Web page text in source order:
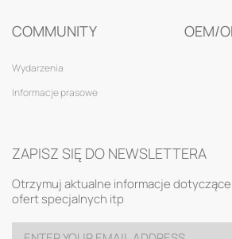
COMMUNITY
Wydarzenia
Informacje prasowe
OEM/
ZAPISZ SIĘ DO NEWSLETTERA
Otrzymuj aktualne informacje
ofert specjalnych itp